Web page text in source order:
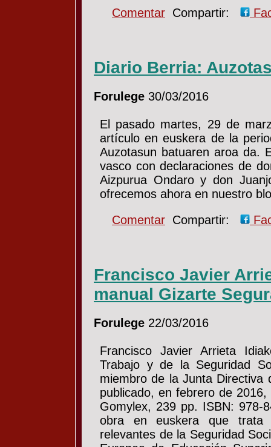
Comentar Compartir:
Diario Berria:
Forulege 30/03/2016
El pasado martes, 29 de
artículo en euskera de la
Auzotasun batuaren aroa da.
vasco con declaraciones de
Aizpurua Ondaro y don
ofrecemos ahora en nuestro
Comentar Compartir:
Francisco Javier
manual Gizarte
Forulege 22/03/2016
Francisco Javier Arrieta
Trabajo y de la Seguridad
miembro de la Junta Directiva
publicado, en febrero de
Gomylex, 239 pp. ISBN: 978-
obra en euskera que
relevantes de la Seguridad